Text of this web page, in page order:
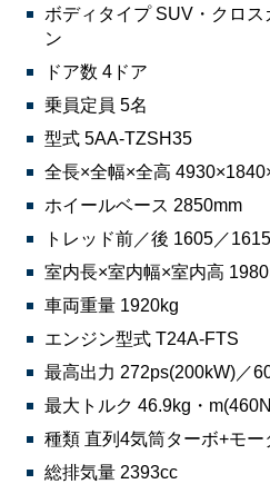
ボディタイプ SUV・クロ
ン
ドア数 4ドア
乗員定員 5名
型式 5AA-TZSH35
全長×全幅×全高
ホイールベース 2850mm
トレッド前／後 1605／
室内長×室内幅×室内高
車両重量 1920kg
エンジン型式 T24A-FTS
最高出力 272ps(200kW)／
最大トルク 46.9kg・
種類 直列4気筒ターボ+モー
総排気量 2393cc